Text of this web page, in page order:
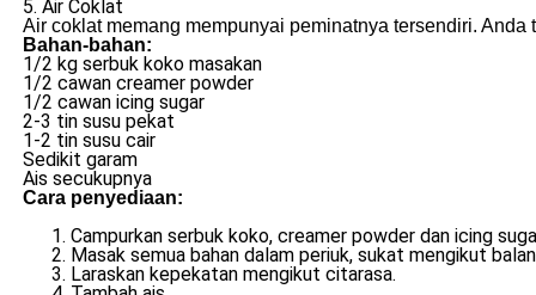
5. Air Coklat
Air coklat memang mempunyai peminatnya tersendiri.
Bahan-bahan:
1/2 kg serbuk koko masakan
1/2 cawan creamer powder
1/2 cawan icing sugar
2-3 tin susu pekat
1-2 tin susu cair
Sedikit garam
Ais secukupnya
Cara penyediaan:
Campurkan serbuk koko, creamer powder dan icing
Masak semua bahan dalam periuk, sukat mengikut
Laraskan kepekatan mengikut citarasa.